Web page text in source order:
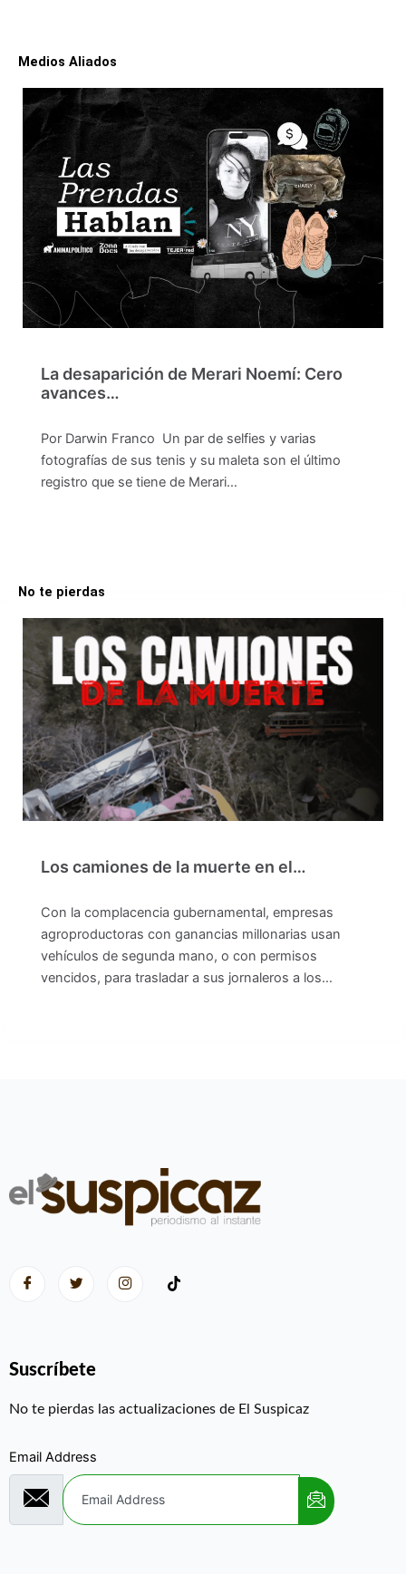
Medios Aliados
La desaparición de Merari Noemí: Cero
avances…
Por Darwin Franco Un par de selfies y varias
fotografías de sus tenis y su maleta son el último
registro que se tiene de Merari…
No te pierdas
Los camiones de la muerte en el…
Con la complacencia gubernamental, empresas
agroproductoras con ganancias millonarias usan
vehículos de segunda mano, o con permisos
vencidos, para trasladar a sus jornaleros a los…
Suscríbete
No te pierdas las actualizaciones de El Suspicaz
Email Address